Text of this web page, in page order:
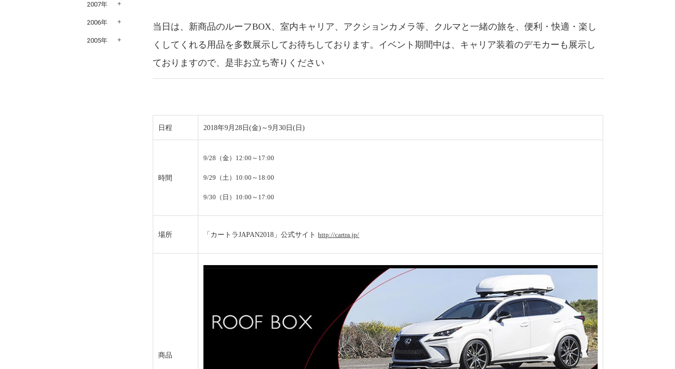
当日は、新商品のルーフBOX、室内キャリア、アクションカメラ等、クルマと一緒の旅を、便利・快適・楽し
くしてくれる用品を多数展示してお待ちしております。イベント期間中は、キャリア装着のデモカーも展示し
ておりますので、是非お立ち寄りください
日程 2018年9月28日(金)～9月30日(日)
時間
9/28（金）12:00～17:00
9/29（土）10:00～18:00
9/30（日）10:00～17:00
場所 「カートラJAPAN2018」公式サイトhttp://cartra.jp/
商品
2007年
2006年
2005年